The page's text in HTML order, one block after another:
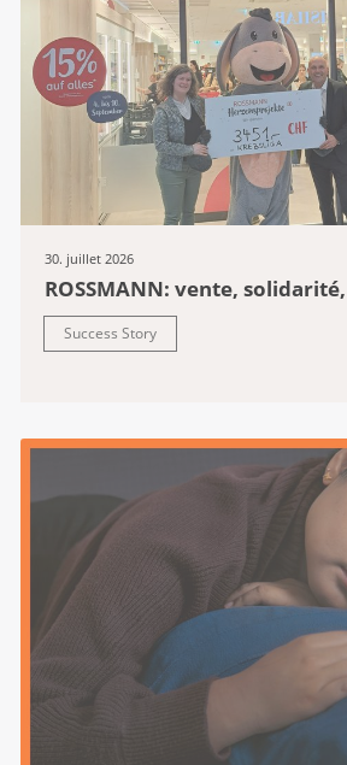
30. juillet 2026
ROSSMANN: vente,
Success Story